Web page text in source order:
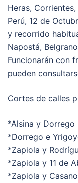
Heras,
Perú, 12 de
y recorrido
Napostá,
Funcionarán con
pueden
Cortes de calles
*Alsina y Dorrego
*Dorrego e
*Zapiola y
*Zapiola y 11 de
*Zapiola y